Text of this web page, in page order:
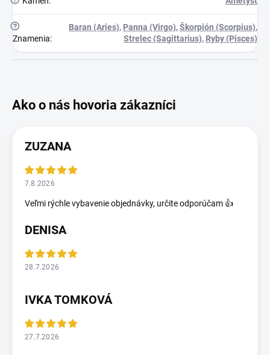
?
Znamenia:
Baran (Aries), Panna (Virgo),Škorpión (Scorpius),
Strelec (Sagittarius), Ryby (Pisces)
ZUZANA
7.8.2026
Veľmi rýchle vybavenie objednávky, určite odporúčam 👍
DENISA
28.7.2026
IVKA TOMKOVÁ
27.7.2026